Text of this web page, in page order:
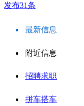
发布31条
最新信息
附近信息
招聘求职
拼车搭车